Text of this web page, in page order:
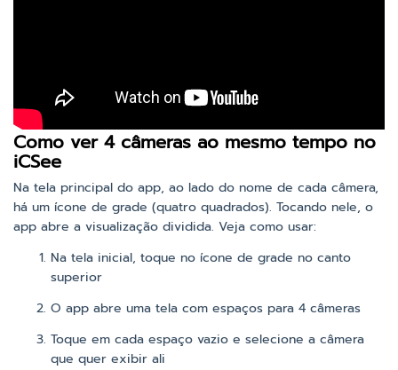
Como ver 4 câmeras ao mesmo tempo no
iCSee
Na tela principal do app, ao lado do nome de cada câmera,
há um ícone de grade (quatro quadrados). Tocando nele, o
app abre a visualização dividida. Veja como usar:
Na tela inicial, toque no ícone de grade no canto
superior
O app abre uma tela com espaços para 4 câmeras
Toque em cada espaço vazio e selecione a câmera
que quer exibir ali